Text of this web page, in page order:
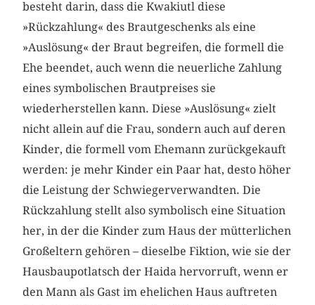
besteht darin, dass die Kwakiutl diese
»Rückzahlung« des Brautgeschenks als eine
»Auslösung« der Braut begreifen, die formell die
Ehe beendet, auch wenn die neuerliche Zahlung
eines symbolischen Brautpreises sie
wiederherstellen kann. Diese »Auslösung« zielt
nicht allein auf die Frau, sondern auch auf deren
Kinder, die formell vom Ehemann zurückgekauft
werden: je mehr Kinder ein Paar hat, desto höher
die Leistung der Schwiegerverwandten. Die
Rückzahlung stellt also symbolisch eine Situation
her, in der die Kinder zum Haus der mütterlichen
Großeltern gehören – dieselbe Fiktion, wie sie der
Hausbaupotlatsch der Haida hervorruft, wenn er
den Mann als Gast im ehelichen Haus auftreten